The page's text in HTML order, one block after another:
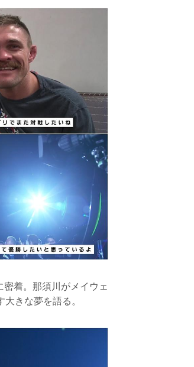
着。那須川がメイウェ
きな夢を語る。